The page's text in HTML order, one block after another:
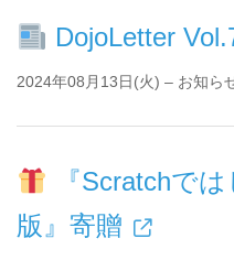
DojoLetter
2024年08月13日(火) – お知ら
『Scratchで
版』寄贈